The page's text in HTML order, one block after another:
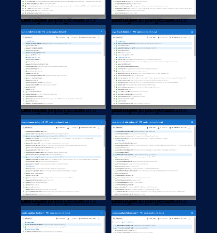
(extrait des résultats de la 1re page de Google) (extrait des résultats de la 1re page de Google)
(extrait des résultats de la 1re page de Google) (extrait des résultats de la 1re page de Google)
(extrait des résultats de la 1re page de Google) (extrait des résultats de la 1re page de Google)